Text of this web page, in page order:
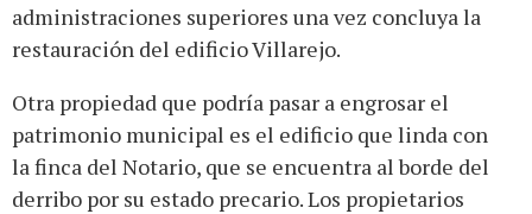
administraciones superiores una vez concluya la
restauración del edificio Villarejo.
Otra propiedad que podría pasar a engrosar el
patrimonio municipal es el edificio que linda con
la finca del Notario, que se encuentra al borde del
derribo por su estado precario. Los propietarios